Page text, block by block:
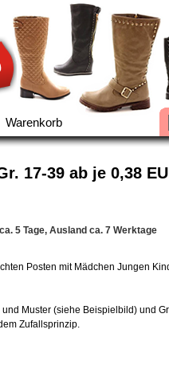
Warenkorb
17-39 ab je 0,38
5 Tage, Ausland ca. 7 Werktage
Posten mit Mädchen Jungen
Muster (siehe Beispielbild) und
Zufallsprinzip.